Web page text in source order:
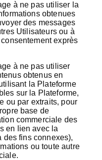
à ne pas utiliser la
obtenues
des messages
Utilisateurs ou à
exprès
à ne pas utiliser
obtenus en
la Plateforme
sur la Plateforme,
ou par extraits, pour
base de
commerciale des
en lien avec la
des fins connexes),
ou toute autre